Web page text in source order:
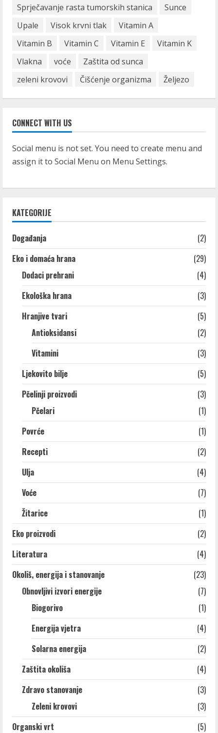
Sprječavanje rasta tumorskih stanica
Sunce
Upale
Visok krvni tlak
Vitamin A
Vitamin B
Vitamin C Vitamin E
Vitamin K
Vlakna
voće
Zaštita od sunca
zeleni krovovi
Čišćenje organizma Željezo
CONNECT WITH US
Social menu is not set. You need to create menu and
assign it to Social Menu on Menu Settings.
KATEGORIJE
Događanja
(2)
Eko i domaća hrana
(29)
Dodaci prehrani
(4)
Ekološka hrana
(3)
Hranjive tvari
(5)
Antioksidansi
(2)
Vitamini
(3)
Ljekovito bilje
(5)
Pčelinji proizvodi
(3)
Pčelari
(1)
Povrće
(1)
Recepti
(2)
Ulja
(4)
Voće
(7)
Žitarice
(1)
Eko proizvodi
(2)
Literatura
(4)
Okoliš, energija i stanovanje
(23)
Obnovljivi izvori energije
(7)
Biogorivo
(1)
Energija vjetra
(4)
Solarna energija
(2)
Zaštita okoliša
(4)
Zdravo stanovanje
(3)
Zeleni krovovi
(3)
Organski vrt
(5)